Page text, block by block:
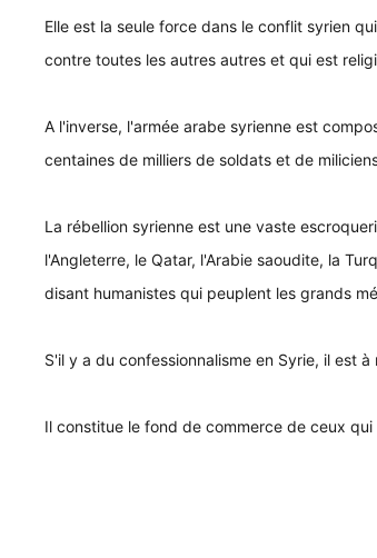
Elle est la seule force dans le conflit syrien
contre toutes les autres autres et qui est
A l'inverse, l'armée arabe syrienne est
centaines de milliers de soldats et de
La rébellion syrienne est une vaste
l'Angleterre, le Qatar, l'Arabie saoudite, la
disant humanistes qui peuplent les grands
S'il y a du confessionnalisme en Syrie, il est
Il constitue le fond de commerce de ceux